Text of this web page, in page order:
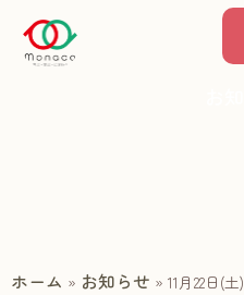
ホーム » お知らせ » 11月22日(